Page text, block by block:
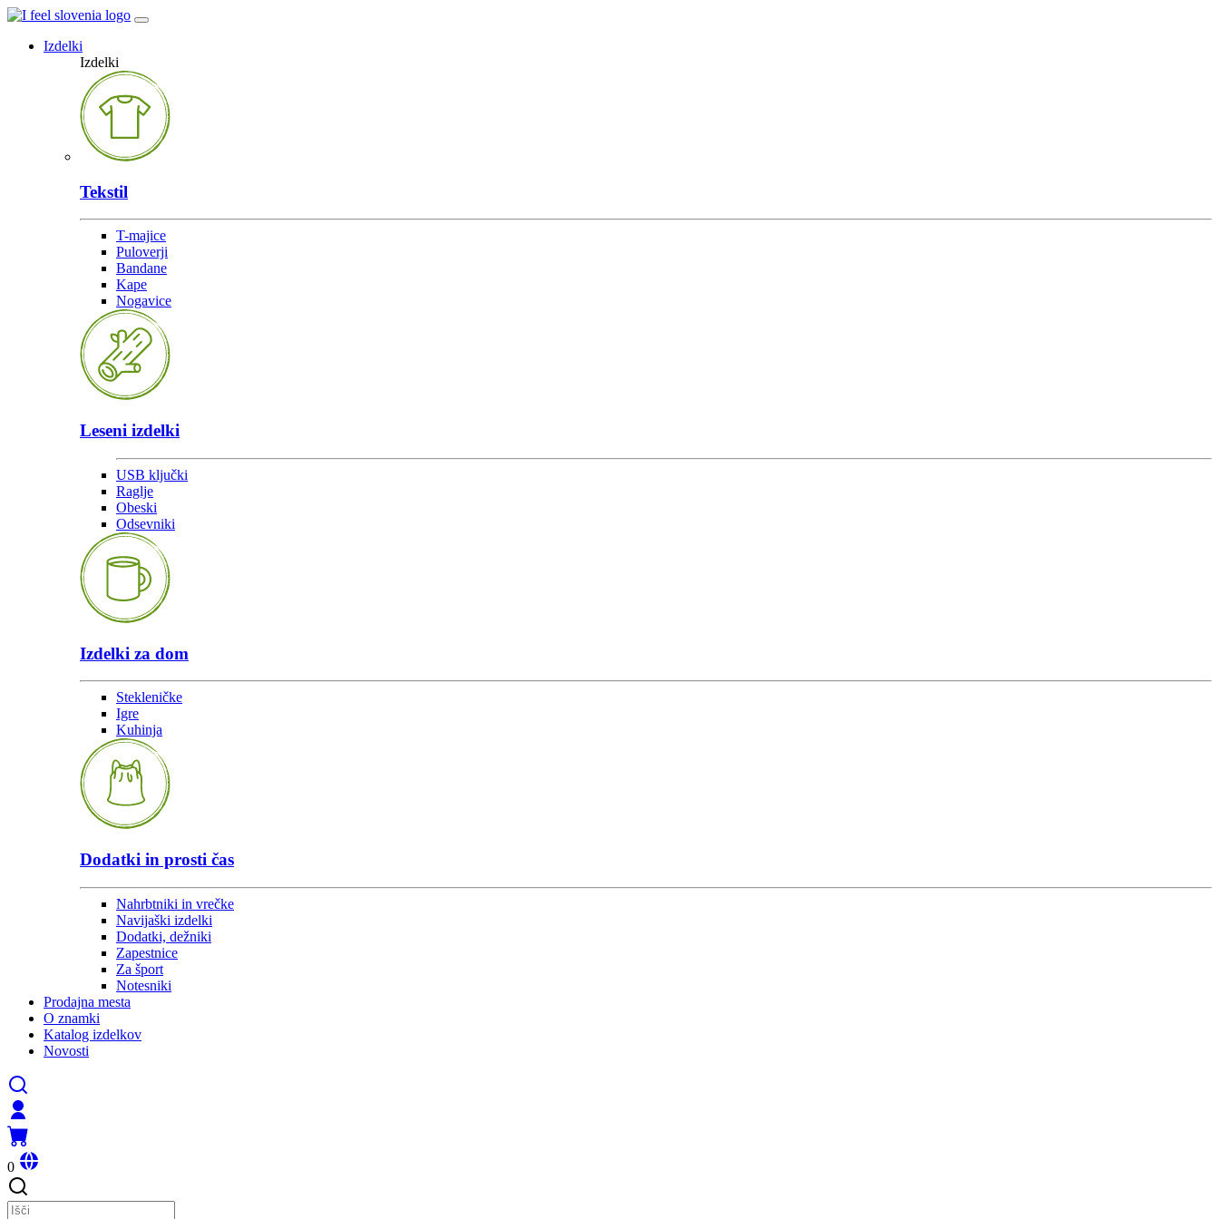
Izdelki
Izdelki
Tekstil
T-majice
Puloverji
Bandane
Kape
Nogavice
Leseni izdelki
USB ključki
Raglje
Obeski
Odsevniki
Izdelki za dom
Stekleničke
Igre
Kuhinja
Dodatki in prosti čas
Nahrbtniki in vrečke
Navijaški izdelki
Dodatki, dežniki
Zapestnice
Za šport
Notesniki
Prodajna mesta
O znamki
Katalog izdelkov
Novosti
0